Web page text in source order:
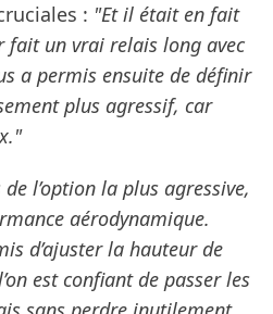
: "Et il était en fait
fait un vrai relais long avec
a permis ensuite de définir
plus agressif, car
l’option la plus agressive,
aérodynamique.
d’ajuster la hauteur de
est confiant de passer les